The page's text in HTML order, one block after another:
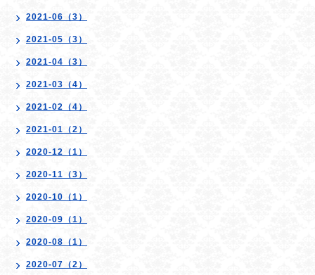
2021-06（3）
2021-05（3）
2021-04（3）
2021-03（4）
2021-02（4）
2021-01（2）
2020-12（1）
2020-11（3）
2020-10（1）
2020-09（1）
2020-08（1）
2020-07（2）